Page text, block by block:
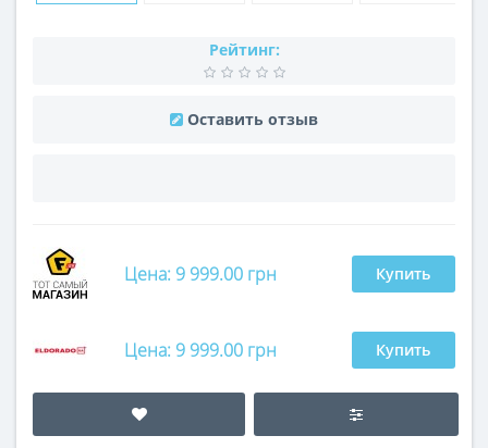
Рейтинг:
Оставить отзыв
Цена: 9 999.00 грн Купить
Цена: 9 999.00 грн Купить